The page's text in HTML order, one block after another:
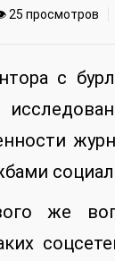
25 просмотров
с
же